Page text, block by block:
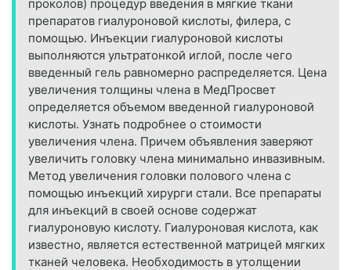
проколов) процедур введения в мягкие ткани
препаратов гиалуроновой кислоты, филера, с
помощью. Инъекции гиалуроновой кислоты
выполняются ультратонкой иглой, после чего
введенный гель равномерно распределяется. Цена
увеличения толщины члена в МедПросвет
определяется объемом введенной гиалуроновой
кислоты. Узнать подробнее о стоимости
увеличения члена. Причем объявления заверяют
увеличить головку члена минимально инвазивным.
Метод увеличения головки полового члена с
помощью инъекций хирурги стали. Все препараты
для инъекций в своей основе содержат
гиалуроновую кислоту. Гиалуроновая кислота, как
известно, является естественной матрицей мягких
тканей человека. Необходимость в утолщении